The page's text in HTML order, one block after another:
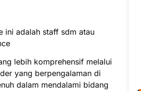
ini adalah staff sdm atau
lebih komprehensif melalui
yang berpengalaman di
dalam mendalami bidang